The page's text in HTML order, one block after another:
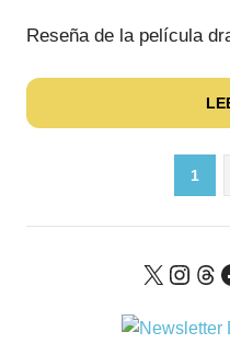
Reseña de la película
de
entradas
1
X